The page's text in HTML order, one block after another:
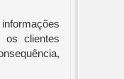
os clientes